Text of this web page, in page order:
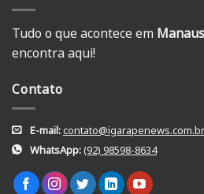
Tudo o que acontece em
encontra aqui!
Contato
E-mail:contato@igarapenews.com.br
WhatsApp:(92) 98598-8634